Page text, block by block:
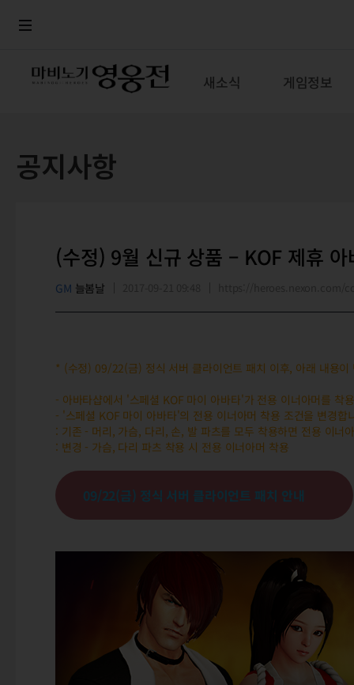
새소식 게임정보
공지사항
(수정) 9월 신규 상품 – KOF 제휴
GM 늘봄날
* (수정) 09/22(금) 정식 서버 클라이언트 패치 이후, 아래 내용이
- 아바타샵에서 '스페셜 KOF 마이 아바타'가 전용 이너아머를 착
- '스페셜 KOF 마이 아바타'의 전용 이너아머 착용 조건을 변경합
: 기존 - 머리, 가슴, 다리, 손, 발 파츠를 모두 착용하면 전용 이너
: 변경 - 가슴, 다리 파츠 착용 시 전용 이너아머 착용
09/22(금) 정식 서버 클라이언트 패치 안내